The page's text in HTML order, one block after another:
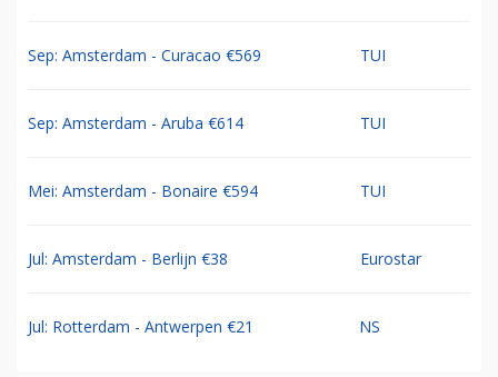
Sep: Amsterdam - Curacao €569 TUI
Sep: Amsterdam - Aruba €614 TUI
Mei: Amsterdam - Bonaire €594 TUI
Jul: Amsterdam - Berlijn €38 Eurostar
Jul: Rotterdam - Antwerpen €21 NS